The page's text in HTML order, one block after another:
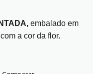
embalado em
a cor da flor.